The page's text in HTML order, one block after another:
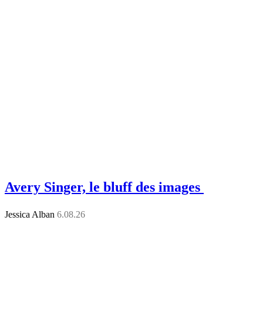
Avery Singer, le bluff des images
Jessica Alban 6.08.26